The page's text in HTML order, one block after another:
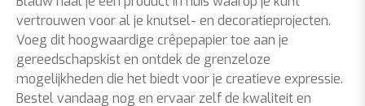
vertrouwen voor al je knutsel- en decoratieprojecten.
Voeg dit hoogwaardige crêpepapier toe aan je
gereedschapskist en ontdek de grenzeloze
mogelijkheden die het biedt voor je creatieve expressie.
Bestel vandaag nog en ervaar zelf de kwaliteit en